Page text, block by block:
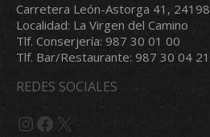
Carretera León-Astorga 41, 24198
Localidad: La Virgen del Camino
Tlf. Conserjería: 987 30 01 00
Tlf. Bar/Restaurante: 987 30 04 21
REDES SOCIALES
Instagram
Facebook
X